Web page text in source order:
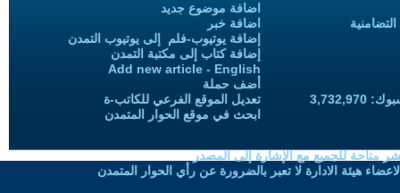
اضافة موضوع جديد
اضافة خبر
إضافة يوتيوب-فلم إلى يوتيوب التمدن
إضافة كتاب إلى مكتبة التمدن
Add new article - English
أضف حملة
تعديل الموقع الفرعي للكاتب-ة
ابحث في موقع الحوار المتمدن
متاحة للجميع مع الإشارة إلى المصدر
هيئة الادارة لا تعبر بالضرورة عن رأي الحوار المتمدن